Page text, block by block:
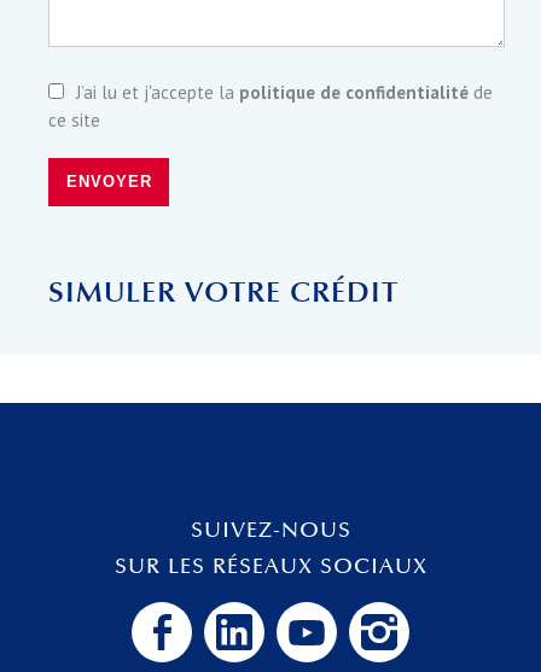
J’ai lu et j'accepte la politique de confidentialité de
ce site
ENVOYER
SIMULER VOTRE CRÉDIT
SUIVEZ-NOUS
SUR LES RÉSEAUX SOCIAUX